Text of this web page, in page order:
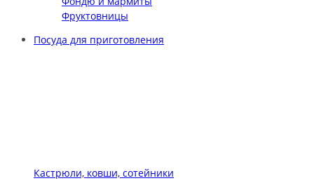
Фруктовницы
Посуда для приготовления
Кастрюли, ковши, сотейники